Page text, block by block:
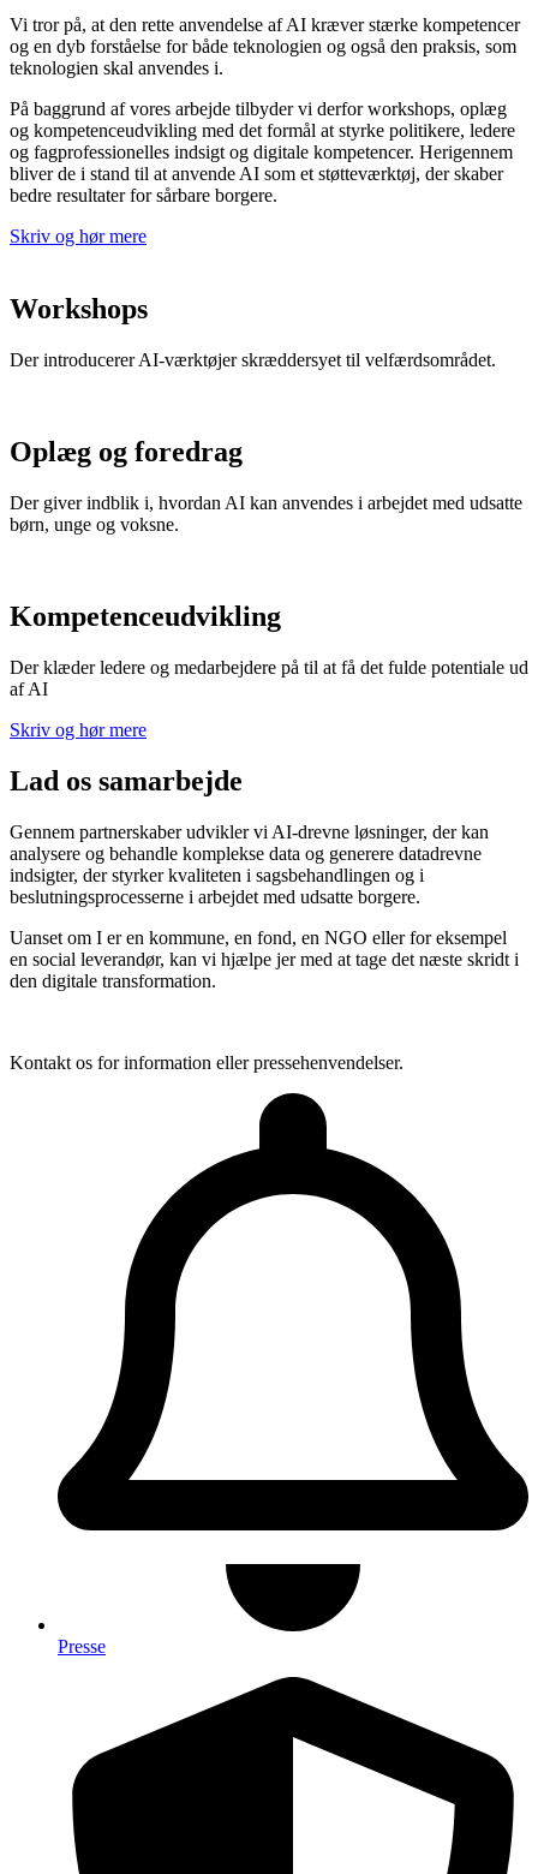
Vi tror på, at den rette anvendelse af AI kræver stærke kompetencer
og en dyb forståelse for både teknologien og også den praksis, som
teknologien skal anvendes i.
På baggrund af vores arbejde tilbyder vi derfor workshops, oplæg
og kompetenceudvikling med det formål at styrke politikere, ledere
og fagprofessionelles indsigt og digitale kompetencer. Herigennem
bliver de i stand til at anvende AI som et støtteværktøj, der skaber
bedre resultater for sårbare borgere.
Skriv og hør mere
Workshops
Der introducerer AI-værktøjer skræddersyet til velfærdsområdet.
Oplæg og foredrag
Der giver indblik i, hvordan AI kan anvendes i arbejdet med udsatte
børn, unge og voksne.
Kompetenceudvikling
Der klæder ledere og medarbejdere på til at få det fulde potentiale ud
af AI
Skriv og hør mere
Lad os samarbejde
Gennem partnerskaber udvikler vi AI-drevne løsninger, der kan
analysere og behandle komplekse data og generere datadrevne
indsigter, der styrker kvaliteten i sagsbehandlingen og i
beslutningsprocesserne i arbejdet med udsatte borgere.
Uanset om I er en kommune, en fond, en NGO eller for eksempel
en social leverandør, kan vi hjælpe jer med at tage det næste skridt i
den digitale transformation.
Kontakt os for information eller pressehenvendelser.
Presse